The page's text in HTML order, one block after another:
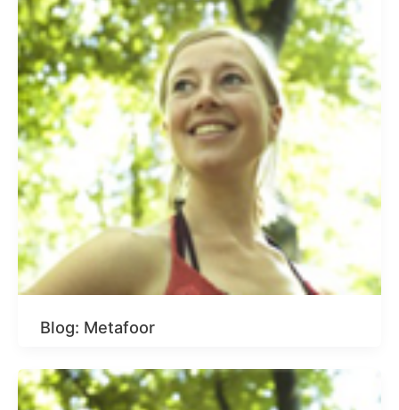
Blog: Metafoor